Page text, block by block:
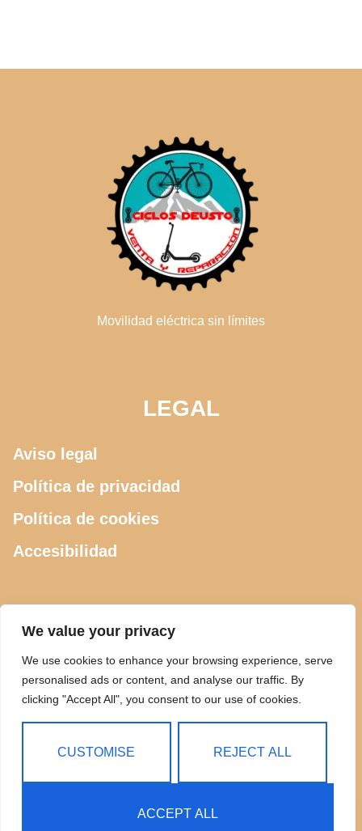
We value your privacy
We use cookies to enhance your browsing experience, serve
personalised ads or content, and analyse our traffic. By
clicking "Accept All", you consent to our use of cookies.
CUSTOMISE REJECT ALL
ACCEPT ALL
Movilidad eléctrica sin límites
LEGAL
Aviso legal
Política de privacidad
Política de cookies
Accesibilidad
CONTACTO
615 505 289
ciclosdeusto@gmail.com